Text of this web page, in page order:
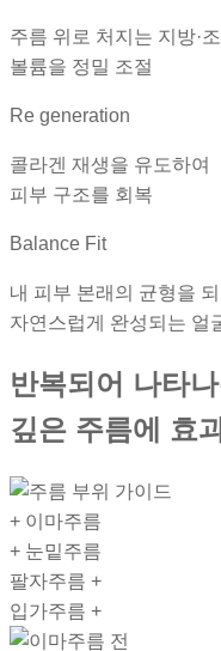
주름 위로 처지는 지방·
볼륨을 정밀 조절
Re generation
콜라겐 재생을 유도하여
피부 구조를 회복
Balance Fit
내 피부 본래의 균형을
자연스럽게 완성되는 얼
반복되어 나타
깊은 주름에 효
+ 이마주름
+ 눈밑주름
팔자주름 +
입가주름 +